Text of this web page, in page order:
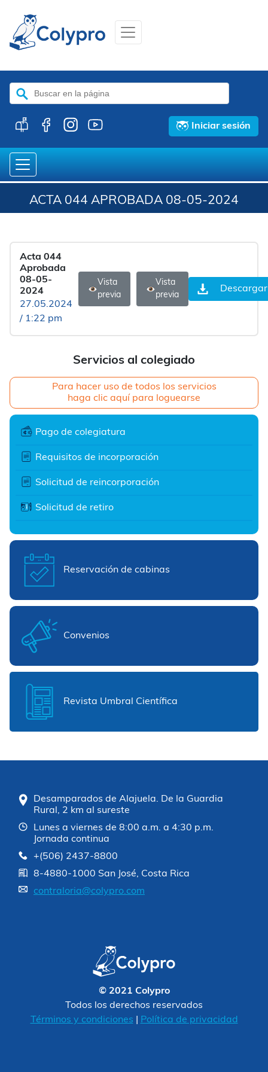
Buscar:
Iniciar sesión
ACTA 044 APROBADA 08-05-2024
Servicios al colegiado
Para hacer uso de todos los servicios
haga clic aquí para loguearse
Pago de colegiatura
Requisitos de incorporación
Solicitud de reincorporación
Solicitud de retiro
Reservación de cabinas
Convenios
Revista Umbral Científica
Acta 044
Aprobada
08-05-
2024
27.05.2024
/ 1:22 pm
Vista
previa
Vista
previa
Descargar
Desamparados de Alajuela. De la Guardia
Rural, 2 km al sureste
Lunes a viernes de 8:00 a.m. a 4:30 p.m.
Jornada continua
+(506) 2437-8800
8-4880-1000 San José, Costa Rica
contraloria@colypro.com
© 2021 Colypro
Todos los derechos reservados
Términos y condiciones
Política de privacidad